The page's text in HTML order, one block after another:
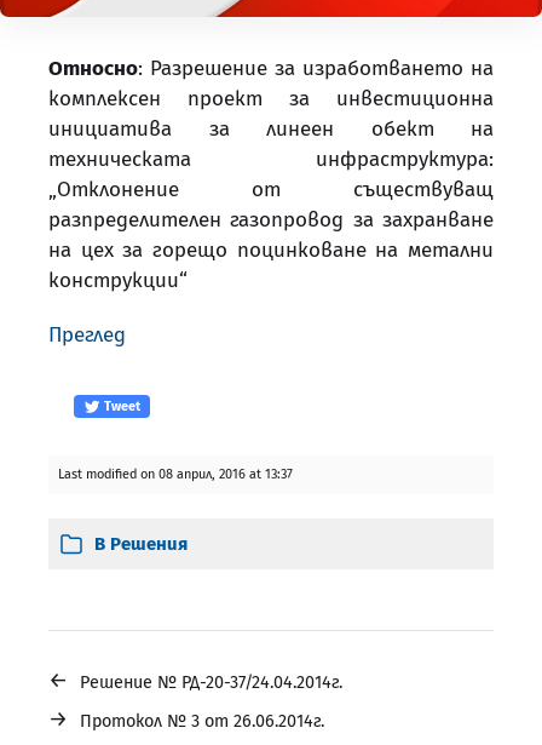
Относно: Разрешение за изработването на
комплексен проект за инвестиционна
инициатива за линеен обект на
техническата инфраструктура:
„Отклонение от съществуващ
разпределителен газопровод за захранване
на цех за горещо поцинковане на метални
конструкции“
Преглед
Tweet
Last modified on 08 април, 2016 at 13:37
В Решения
← Решение № РД-20-37/24.04.2014г.
→ Протокол № 3 от 26.06.2014г.